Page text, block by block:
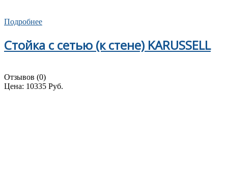
Подробнее
Стойка с сетью (к стене) KARUSSELL
Отзывов (0)
Цена: 10335 Руб.